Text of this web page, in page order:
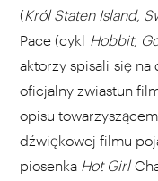
(Król Staten Island,
Pace (cykl Hobbit,
aktorzy spisali się
oficjalny zwiastun
opisu
dźwiękowej filmu
piosenka Hot Girl